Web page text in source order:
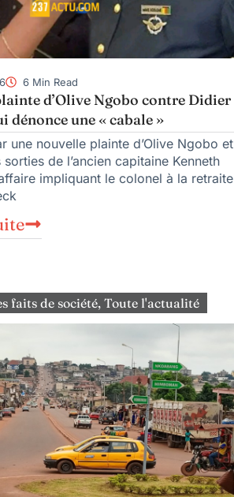
6 Min Read
d’Olive Ngobo contre Didier
dénonce une « cabale »
une nouvelle plainte d’Olive Ngobo et
sorties de l’ancien capitaine Kenneth
impliquant le colonel à la retraite
faits de société, Toute l'actualité